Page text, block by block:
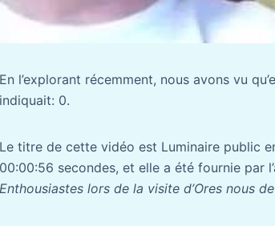
En l’explorant récemment, nous avons vu
indiquait: 0.
Le titre de cette vidéo est Luminaire public
00:00:56 secondes, et elle a été fournie par
Enthousiastes lors de la visite d’Ores nous